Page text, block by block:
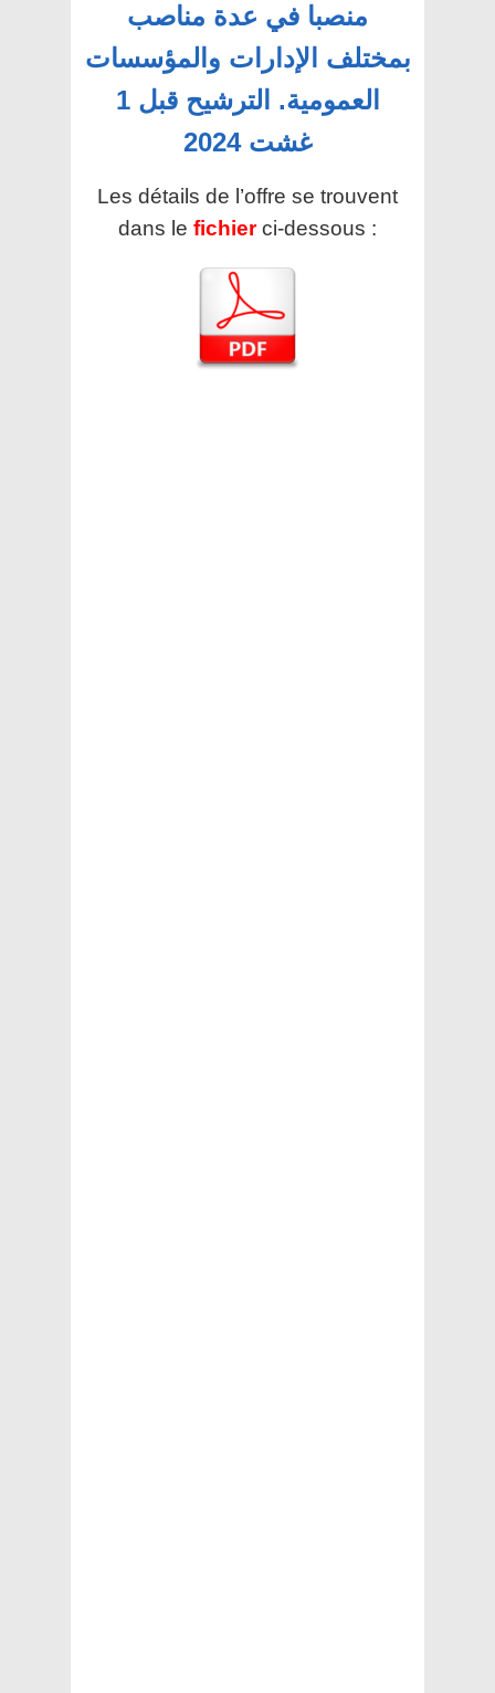
منصبا في عدة مناصب
بمختلف الإدارات والمؤسسات
العمومية. الترشيح قبل 1
غشت 2024
Les détails de l’offre se trouvent
dans le fichier ci-dessous :